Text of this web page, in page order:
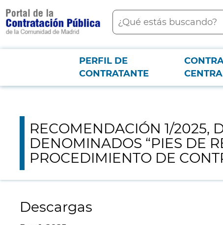
contenido
principal
Buscar
Menú PCONPERFIL DE
CONTRATANTE
RECOMENDACIÓN 1/2025, DE 11 DE FEBRERO, PARA
RECOMENDACIÓN 1/2025,
DENOMINADOS “PIES DE
PROCEDIMIENTO DE
Descargas